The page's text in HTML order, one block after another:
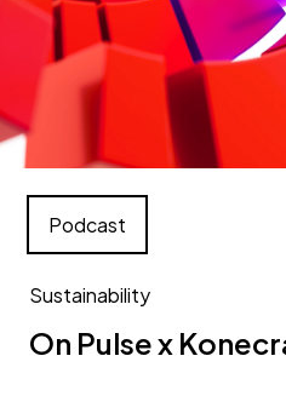
Sustainability
On Pulse x
Podcast